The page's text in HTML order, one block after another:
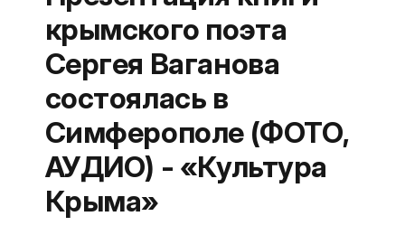
крымского поэта
Сергея Ваганова
состоялась в
Симферополе (ФОТО,
АУДИО) - «Культура
Крыма»